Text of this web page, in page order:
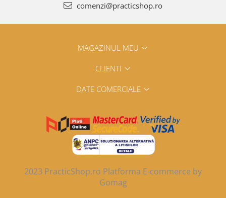
comenzi@practicshop.ro
MAGAZINUL MEU
CLIENTI
DATE COMERCIALE
2023 PracticShop.ro Platforma E-commerce by
Gomag